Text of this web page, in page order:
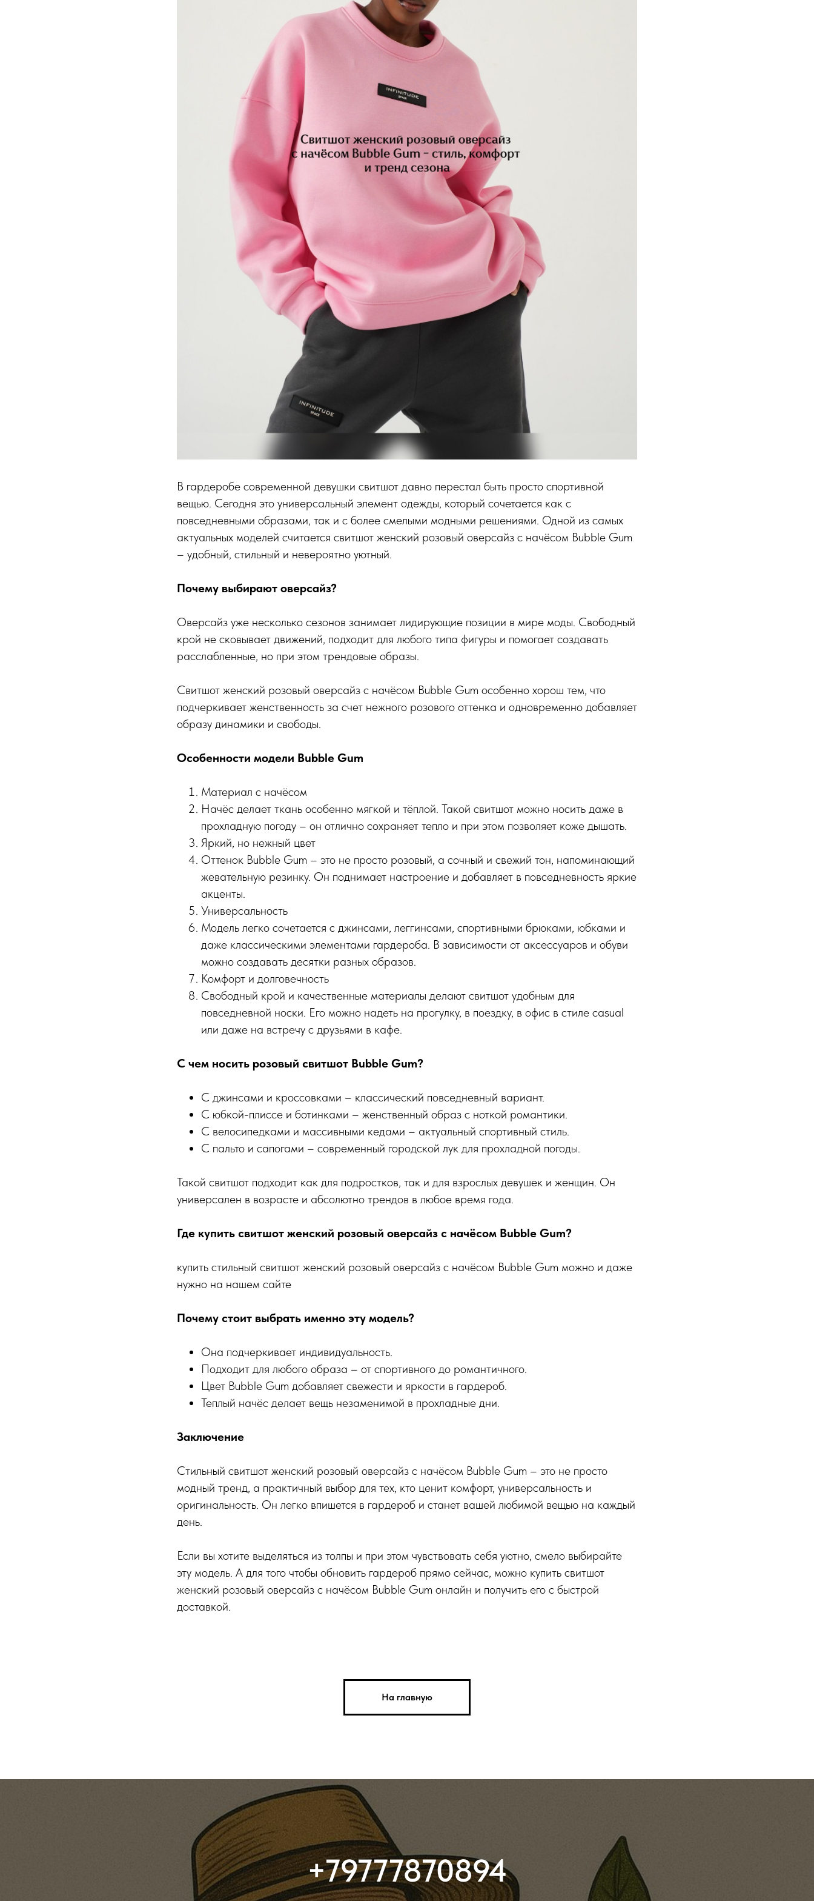
В гардеробе современной девушки свитшот давно перестал быть просто спортивной
вещью. Сегодня это универсальный элемент одежды, который сочетается как с
повседневными образами, так и с более смелыми модными решениями. Одной из самых
актуальных моделей считается свитшот женский розовый оверсайз с начёсом Bubble Gum
– удобный, стильный и невероятно уютный.
Почему выбирают оверсайз?
Оверсайз уже несколько сезонов занимает лидирующие позиции в мире моды. Свободный
крой не сковывает движений, подходит для любого типа фигуры и помогает создавать
расслабленные, но при этом трендовые образы.
Свитшот женский розовый оверсайз с начёсом Bubble Gum особенно хорош тем, что
подчеркивает женственность за счет нежного розового оттенка и одновременно добавляет
образу динамики и свободы.
Особенности модели Bubble Gum
Материал с начёсом
Начёс делает ткань особенно мягкой и тёплой. Такой свитшот можно носить даже в
прохладную погоду – он отлично сохраняет тепло и при этом позволяет коже дышать.
Яркий, но нежный цвет
Оттенок Bubble Gum – это не просто розовый, а сочный и свежий тон, напоминающий
жевательную резинку. Он поднимает настроение и добавляет в повседневность яркие
акценты.
Универсальность
Модель легко сочетается с джинсами, леггинсами, спортивными брюками, юбками и
даже классическими элементами гардероба. В зависимости от аксессуаров и обуви
можно создавать десятки разных образов.
Комфорт и долговечность
Свободный крой и качественные материалы делают свитшот удобным для
повседневной носки. Его можно надеть на прогулку, в поездку, в офис в стиле casual
или даже на встречу с друзьями в кафе.
С чем носить розовый свитшот Bubble Gum?
С джинсами и кроссовками – классический повседневный вариант.
С юбкой-плиссе и ботинками – женственный образ с ноткой романтики.
С велосипедками и массивными кедами – актуальный спортивный стиль.
С пальто и сапогами – современный городской лук для прохладной погоды.
Такой свитшот подходит как для подростков, так и для взрослых девушек и женщин. Он
универсален в возрасте и абсолютно трендов в любое время года.
Где купить свитшот женский розовый оверсайз с начёсом Bubble Gum?
купить стильный свитшот женский розовый оверсайз с начёсом Bubble Gum можно и даже
нужно на нашем сайте
Почему стоит выбрать именно эту модель?
Она подчеркивает индивидуальность.
Подходит для любого образа – от спортивного до романтичного.
Цвет Bubble Gum добавляет свежести и яркости в гардероб.
Теплый начёс делает вещь незаменимой в прохладные дни.
Заключение
Стильный свитшот женский розовый оверсайз с начёсом Bubble Gum – это не просто
модный тренд, а практичный выбор для тех, кто ценит комфорт, универсальность и
оригинальность. Он легко впишется в гардероб и станет вашей любимой вещью на каждый
день.
Если вы хотите выделяться из толпы и при этом чувствовать себя уютно, смело выбирайте
эту модель. А для того чтобы обновить гардероб прямо сейчас, можно купить свитшот
женский розовый оверсайз с начёсом Bubble Gum онлайн и получить его с быстрой
доставкой.
На главную
+79777870894